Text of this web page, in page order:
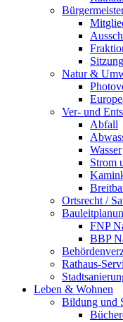
Natur &
Ver- und
Abfall
Wasser
Strom
Ortsrecht /
FNP
BBP
Rathaus-
Leben & Wohnen
Bildung und